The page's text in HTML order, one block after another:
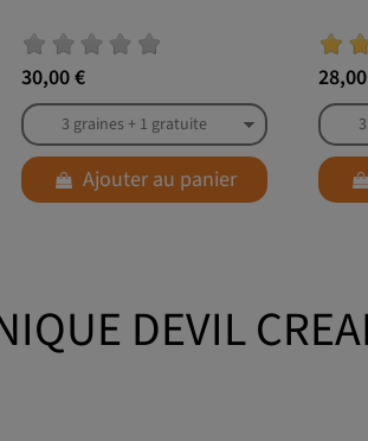
30,00 €
Ajouter au panier
DEVIL